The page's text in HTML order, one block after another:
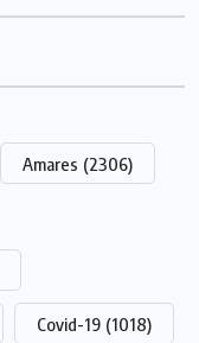
Amares (2306)
Covid-19 (1018)